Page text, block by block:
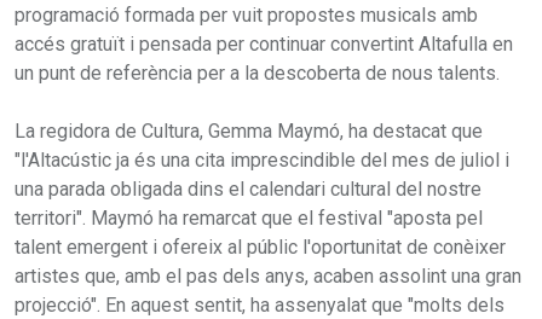
programació formada per vuit propostes musicals amb
accés gratuït i pensada per continuar convertint Altafulla en
un punt de referència per a la descoberta de nous talents.
La regidora de Cultura, Gemma Maymó, ha destacat que
"l'Altacústic ja és una cita imprescindible del mes de juliol i
una parada obligada dins el calendari cultural del nostre
territori". Maymó ha remarcat que el festival "aposta pel
talent emergent i ofereix al públic l'oportunitat de conèixer
artistes que, amb el pas dels anys, acaben assolint una gran
projecció". En aquest sentit, ha assenyalat que "molts dels